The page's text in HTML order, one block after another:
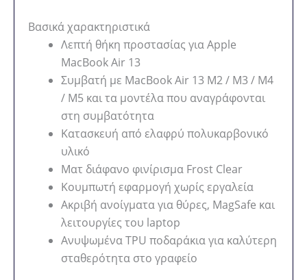
Βασικά χαρακτηριστικά
Λεπτή θήκη προστασίας για Apple
MacBook Air 13
Συμβατή με MacBook Air 13 M2 / M3 / M4
/ M5 και τα μοντέλα που αναγράφονται
στη συμβατότητα
Κατασκευή από ελαφρύ πολυκαρβονικό
υλικό
Ματ διάφανο φινίρισμα Frost Clear
Κουμπωτή εφαρμογή χωρίς εργαλεία
Ακριβή ανοίγματα για θύρες, MagSafe και
λειτουργίες του laptop
Ανυψωμένα TPU ποδαράκια για καλύτερη
σταθερότητα στο γραφείο